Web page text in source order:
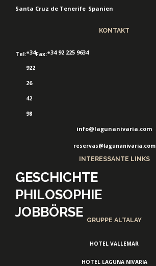
Santa Cruz de Tenerife Spanien
KONTAKT
Tel:+34
922
26
42
98
Fax:+34 92 225 9634
info@lagunanivaria.com
reservas@lagunanivaria.com
INTERESSANTE LINKS
GESCHICHTE
PHILOSOPHIE
JOBBÖRSE
GRUPPE ALTALAY
HOTEL VALLEMAR
HOTEL LAGUNA NIVARIA